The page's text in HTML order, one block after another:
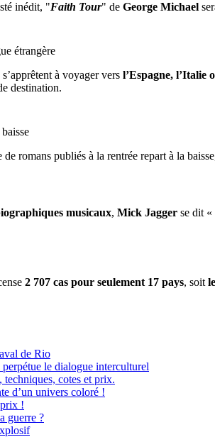
inédit, "Faith Tour" de George Michael
étrangère
s’apprêtent à voyager vers l’Espagne, l’Italie
destination.
de romans publiés à la rentrée repart à la
musicaux, Mick Jagger se dit «
2 707 cas pour seulement 17 pays, soit
de Rio
le dialogue interculturel
techniques, cotes et prix.
d’un univers coloré !
!
guerre ?